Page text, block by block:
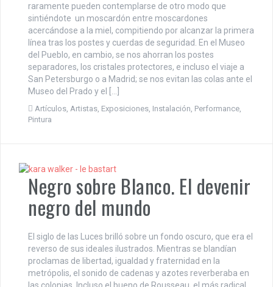
raramente pueden contemplarse de otro modo que
sintiéndote un moscardón entre moscardones
acercándose a la miel, compitiendo por alcanzar la primera
línea tras los postes y cuerdas de seguridad. En el Museo
del Pueblo, en cambio, se nos ahorran los postes
separadores, los cristales protectores, e incluso el viaje a
San Petersburgo o a Madrid; se nos evitan las colas ante el
Museo del Prado y el […]
Artículos Artistas Exposiciones Instalación Performance
Pintura
Negro sobre Blanco. El devenir
negro del mundo
El siglo de las Luces brilló sobre un fondo oscuro, que era el
reverso de sus ideales ilustrados. Mientras se blandían
proclamas de libertad, igualdad y fraternidad en la
metrópolis, el sonido de cadenas y azotes reverberaba en